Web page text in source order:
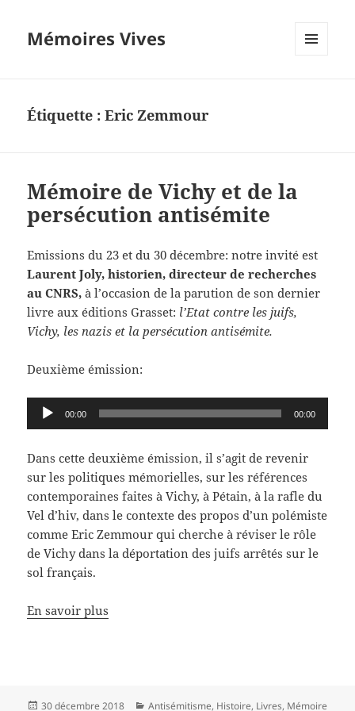
Mémoires Vives
Étiquette :Eric Zemmour
Mémoire de Vichy et de la
persécution antisémite
Emissions du 23 et du 30 décembre: notre invité est
Laurent Joly, historien, directeur de recherches
au CNRS, à l’occasion de la parution de son dernier
livre aux éditions Grasset: l’Etat contre les juifs,
Vichy, les nazis et la persécution antisémite.
Deuxième émission:
Lecteur
audio
00:00 00:00
Dans cette deuxième émission, il s’agit de revenir
sur les politiques mémorielles, sur les références
contemporaines faites à Vichy, à Pétain, à la rafle du
Vel d’hiv, dans le contexte des propos d’un polémiste
comme Eric Zemmour qui cherche à réviser le rôle
de Vichy dans la déportation des juifs arrêtés sur le
sol français.
En savoir plus
Publié
30 décembre 2018 Catégories
Antisémitisme, Histoire, Livres, Mémoire